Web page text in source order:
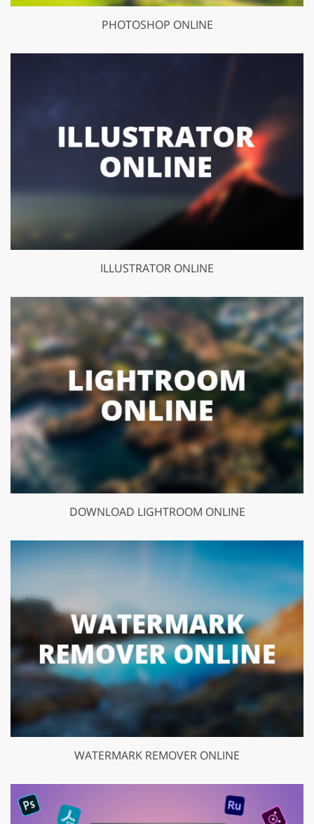
PHOTOSHOP ONLINE
ILLUSTRATOR ONLINE
DOWNLOAD LIGHTROOM ONLINE
WATERMARK REMOVER ONLINE